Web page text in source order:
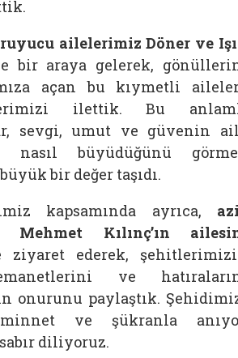
ailelerimiz Döner ve
bir araya gelerek,
açan bu kıymetli
ilettik. Bu
sevgi, umut ve güvenin
nasıl büyüdüğünü
bir değer taşıdı.
kapsamında ayrıca,
Mehmet Kılınç’ın
ziyaret ederek,
ve
onurunu paylaştık.
ve şükranla
diliyoruz.